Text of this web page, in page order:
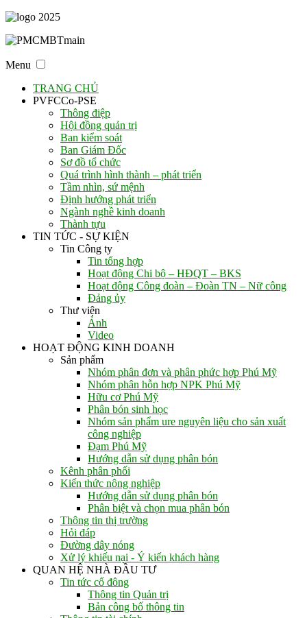
Menu
TRANG CHỦ
PVFCCo-PSE
Thông điệp
Hội đồng quản trị
Ban kiểm soát
Ban Giám Đốc
Sơ đồ tổ chức
Quá trình hình thành – phát triển
Tầm nhìn, sứ mệnh
Định hướng phát triển
Ngành nghề kinh doanh
Thành tựu
TIN TỨC - SỰ KIỆN
Tin Công ty
Tin tổng hợp
Hoạt động Chi bộ – HĐQT – BKS
Hoạt động Công đoàn – Đoàn TN – Nữ công
Đảng ủy
Thư viện
Ảnh
Video
HOẠT ĐỘNG KINH DOANH
Sản phẩm
Nhóm phân đơn và phân phức hợp Phú Mỹ
Nhóm phân hỗn hợp NPK Phú Mỹ
Hữu cơ Phú Mỹ
Phân bón sinh học
Nhóm sản phẩm ure nguyên liệu cho sản xuất
công nghiệp
Đạm Phú Mỹ
Hướng dẫn sử dụng phân bón
Kênh phân phối
Kiến thức nông nghiệp
Hướng dẫn sử dụng phân bón
Phân biệt và chọn mua phân bón
Thông tin thị trường
Hỏi đáp
Đường dây nóng
Xử lý khiếu nại - Ý kiến khách hàng
QUAN HỆ NHÀ ĐẦU TƯ
Tin tức cổ đông
Thông tin Quản trị
Bản công bố thông tin